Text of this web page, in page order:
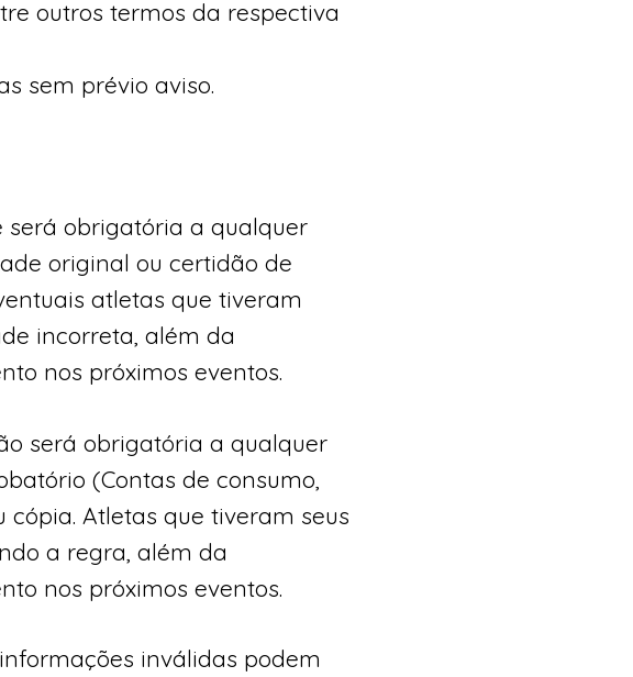
outros termos da respectiva
sem prévio aviso.
será obrigatória a qualquer
original ou certidão de
atletas que tiveram
incorreta, além da
nos próximos eventos.
será obrigatória a qualquer
(Contas de consumo,
Atletas que tiveram seus
a regra, além da
nos próximos eventos.
inválidas podem